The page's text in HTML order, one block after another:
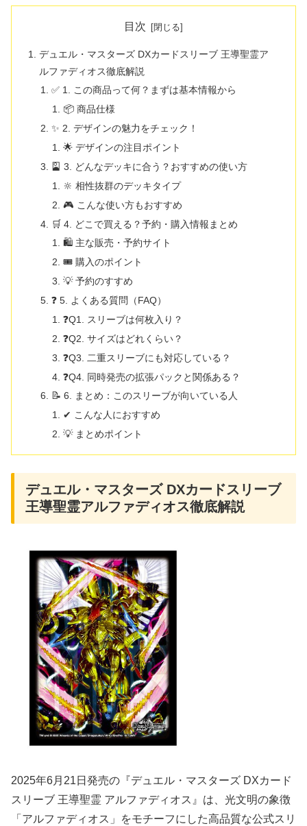
目次
デュエル・マスターズ DXカードスリーブ 王導聖霊ア
ルファディオス徹底解説
✅ 1. この商品って何？まずは基本情報から
📦 商品仕様
✨ 2. デザインの魅力をチェック！
🌟 デザインの注目ポイント
🎴 3. どんなデッキに合う？おすすめの使い方
🔆 相性抜群のデッキタイプ
🎮 こんな使い方もおすすめ
🛒 4. どこで買える？予約・購入情報まとめ
🛍️ 主な販売・予約サイト
🎟️ 購入のポイント
💡 予約のすすめ
❓ 5. よくある質問（FAQ）
❓Q1. スリーブは何枚入り？
❓Q2. サイズはどれくらい？
❓Q3. 二重スリーブにも対応している？
❓Q4. 同時発売の拡張パックと関係ある？
📝 6. まとめ：このスリーブが向いている人
✔ こんな人におすすめ
💡 まとめポイント
デュエル・マスターズ DXカードスリーブ
王導聖霊アルファディオス徹底解説
2025年6月21日発売の『デュエル・マスターズ DXカード
スリーブ 王導聖霊 アルファディオス』は、光文明の象徴
「アルファディオス」をモチーフにした高品質な公式スリ